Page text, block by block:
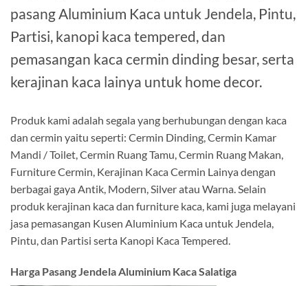
pasang Aluminium Kaca untuk Jendela, Pintu,
Partisi, kanopi kaca tempered, dan
pemasangan kaca cermin dinding besar, serta
kerajinan kaca lainya untuk home decor.
Produk kami adalah segala yang berhubungan dengan kaca
dan cermin yaitu seperti: Cermin Dinding, Cermin Kamar
Mandi / Toilet, Cermin Ruang Tamu, Cermin Ruang Makan,
Furniture Cermin, Kerajinan Kaca Cermin Lainya dengan
berbagai gaya Antik, Modern, Silver atau Warna. Selain
produk kerajinan kaca dan furniture kaca, kami juga melayani
jasa pemasangan Kusen Aluminium Kaca untuk Jendela,
Pintu, dan Partisi serta Kanopi Kaca Tempered.
Harga Pasang Jendela Aluminium Kaca Salatiga